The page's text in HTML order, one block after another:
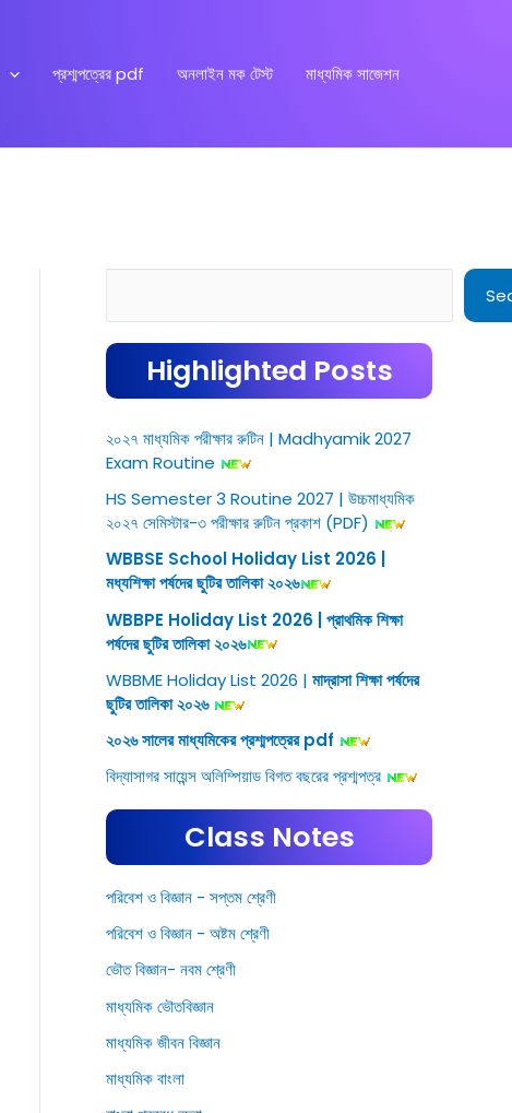
প্রশ্মপত্রের pdf অনলাইন মক টেস্ট মাধ্যমিক সাজেশন
Highlighted Posts
২০২৭ মাধ্যমিক পরীক্ষার রুটিন | Madhyamik 2027
Exam Routine
HS Semester 3 Routine 2027 | উচ্চমাধ্যমিক
২০২৭ সেমিস্টার-৩ পরীক্ষার রুটিন প্রকাশ (PDF)
WBBSE School Holiday List 2026 |
মধ্যশিক্ষা পর্ষদের ছুটির তালিকা ২০২৬
WBBPE Holiday List 2026 | প্রাথমিক শিক্ষা
পর্ষদের ছুটির তালিকা ২০২৬
WBBME Holiday List 2026 | মাদ্রাসা শিক্ষা পর্ষদের
ছুটির তালিকা ২০২৬
২০২৬ সালের মাধ্যমিকের প্রশ্মপত্রের pdf
বিদ্যাসাগর সায়েন্স অলিম্পিয়াড বিগত বছরের প্রশ্মপত্র
Class Notes
পরিবেশ ও বিজ্ঞান - সপ্তম শ্রেণী
পরিবেশ ও বিজ্ঞান - অষ্টম শ্রেণী
ভৌত বিজ্ঞান- নবম শ্রেণী
মাধ্যমিক ভৌতবিজ্ঞান
মাধ্যমিক জীবন বিজ্ঞান
মাধ্যমিক বাংলা